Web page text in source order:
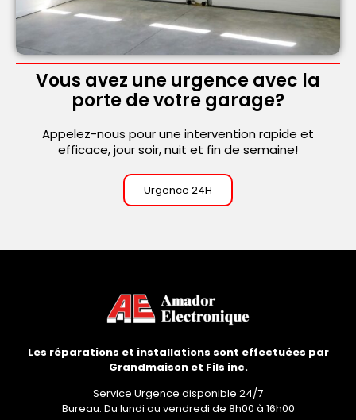
Vous avez une urgence avec la
porte de votre garage?
Appelez-nous pour une intervention rapide et
efficace, jour soir, nuit et fin de semaine!
Urgence 24H
Les réparations et installations sont effectuées par
Grandmaison et Fils inc.
Service Urgence disponible 24/7
Bureau: Du lundi au vendredi de 8h00 à 16h00